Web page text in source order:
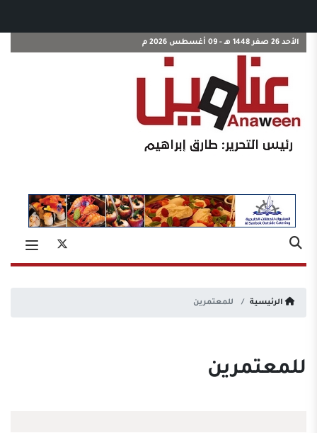
الأحد 26 صفر 1448 هـ - 09 أغسطس 2026 م
الرئيسية للمعتمرين
للمعتمرين